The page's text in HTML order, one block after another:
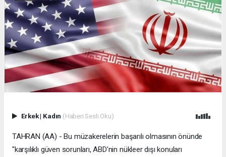
Erkek| Kadın (Haberi Sesli Oku)
TAHRAN (AA) - Bu müzakerelerin başarılı olmasının önünde
"karşılıklı güven sorunları, ABD'nin nükleer dışı konuları